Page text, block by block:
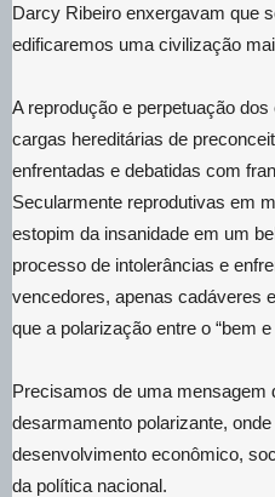
Darcy Ribeiro enxergavam que
edificaremos uma civilização
A reprodução e perpetuação
cargas hereditárias de
enfrentadas e debatidas com
Secularmente reprodutivas em
estopim da insanidade em um
processo de intolerâncias e
vencedores, apenas cadáveres
que a polarização entre o “bem
Precisamos de uma mensagem
desarmamento polarizante,
desenvolvimento econômico,
da política nacional.